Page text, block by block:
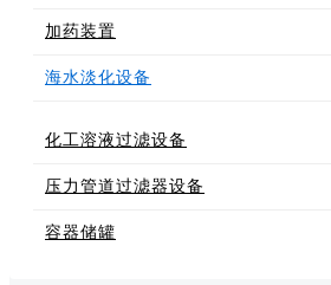
加药装置
海水淡化设备
化工溶液过滤设备
压力管道过滤器设备
容器储罐